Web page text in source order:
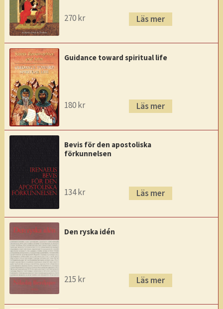
270kr Läs mer
Guidance toward spiritual life
180kr Läs mer
Bevis för den apostoliska
förkunnelsen
134kr Läs mer
Den ryska idén
215 kr Läs mer